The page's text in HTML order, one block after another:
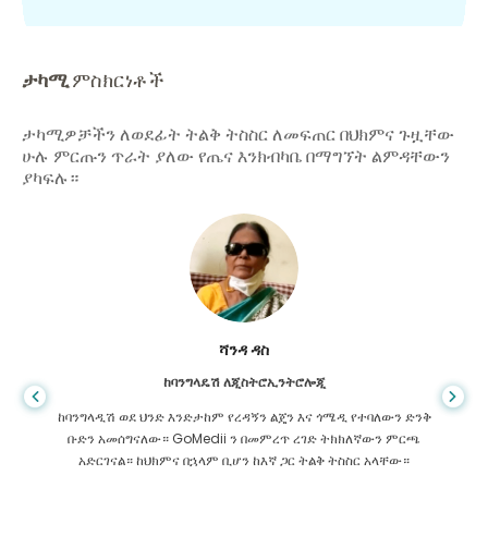
ታካሚምስክርነቶች
ታካሚዎቻችን ለወደፊት ትልቅ ትስስር ለመፍጠር በህክምና ጉዟቸው
ሁሉ ምርጡን ጥራት ያለው የጤና እንክብካቤ በማግኘት ልምዳቸውን
ያካፍሉ።
ሻንዳ ዳስ
ከባንግላዴሽ ለጂስትሮኢንትሮሎጂ
ከባንግላዲሽ ወደ ህንድ እንድታከም የረዳኝን ልጄን እና ጎሜዲ የተባለውን ድንቅ
ቡድን አመሰግናለው። GoMedii ን በመምረጥ ረገድ ትክክለኛውን ምርጫ
አድርገናል። ከህክምና በኋላም ቢሆን ከእኛ ጋር ትልቅ ትስስር አላቸው።